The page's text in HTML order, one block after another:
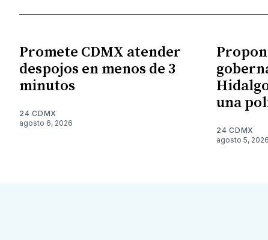
Promete CDMX atender
despojos en menos de 3
minutos
24 CDMX
agosto 6, 2026
una
24 CDMX
agosto 5, 2026